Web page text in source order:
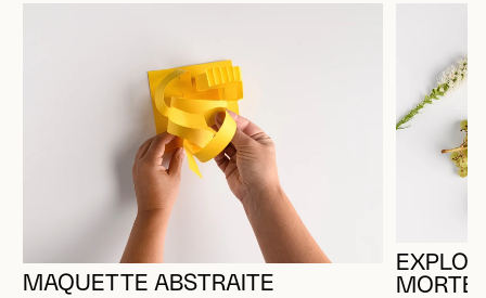
MAQUETTE ABSTRAITE
MORTE